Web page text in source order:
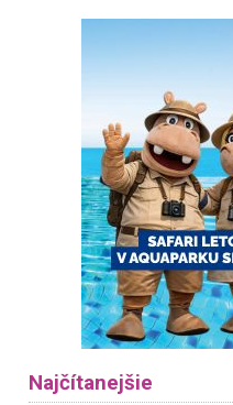
Najčítanejšie